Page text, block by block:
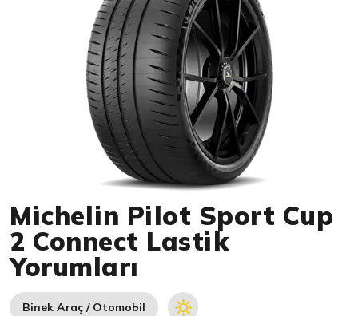
Michelin Pilot Sport Cup
2 Connect Lastik
Yorumları
Binek Araç / Otomobil